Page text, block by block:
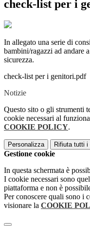
check-list per i
In allegato una serie di
bambini/ragazzi ad andare
sicurezza.
check-list per i genitori.pdf
Notizie
Questo sito o gli strumenti
cookie necessari al
COOKIE POLICY.
Personalizza Rifiuta tutti i
Gestione cookie
In questa schermata è
I cookie necessari sono
piattaforma e non è
Per conoscere quali sono i
visionare la COOKIE